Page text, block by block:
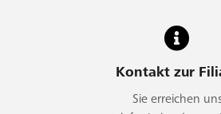
Kontakt zur
Sie erreichen